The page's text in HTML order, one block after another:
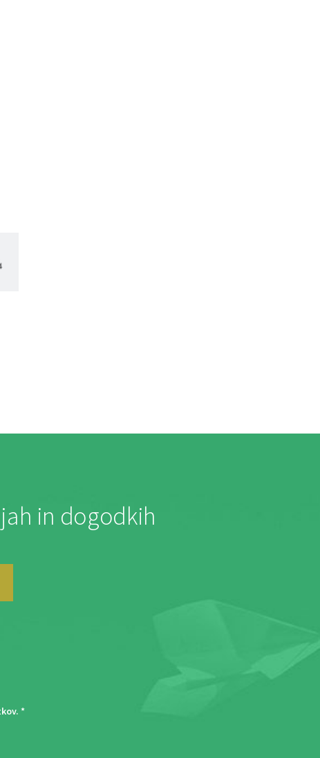
in dogodkih
. *